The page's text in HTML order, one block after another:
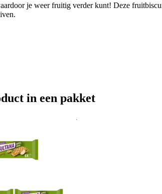
je weer fruitig verder kunt! Deze
in een pakket